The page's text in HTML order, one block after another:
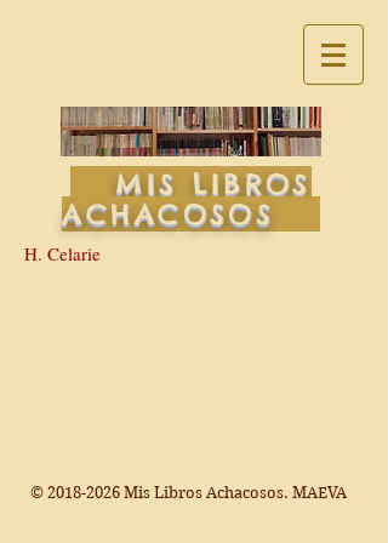
MIS LIBROS
ACHACOSOS
H. Celarie
© 2018-2026 Mis Libros Achacosos. MAEVA